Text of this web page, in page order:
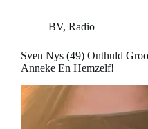
BV, Radio
Sven Nys (49) Onthuld
Anneke En Hemzelf!